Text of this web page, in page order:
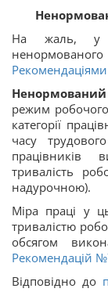
На жаль,
режим
категорії
часу
працівників
тривалість
надурочною).
Міра праці у
тривалістю
обсягом
Рекомендацій
Відповідно до